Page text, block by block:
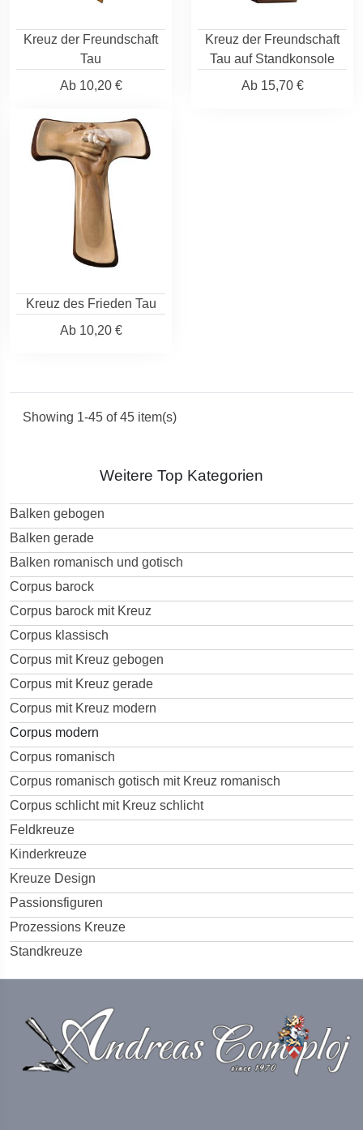
Kreuz der Freundschaft
Tau
Ab10,20 €
Kreuz der Freundschaft
Tau auf Standkonsole
Ab15,70 €
Kreuz des Frieden Tau
Ab10,20 €
Showing 1-45 of 45 item(s)
Weitere Top Kategorien
Balken gebogen
Balken gerade
Balken romanisch und gotisch
Corpus barock
Corpus barock mit Kreuz
Corpus klassisch
Corpus mit Kreuz gebogen
Corpus mit Kreuz gerade
Corpus mit Kreuz modern
Corpus modern
Corpus romanisch
Corpus romanisch gotisch mit Kreuz romanisch
Corpus schlicht mit Kreuz schlicht
Feldkreuze
Kinderkreuze
Kreuze Design
Passionsfiguren
Prozessions Kreuze
Standkreuze